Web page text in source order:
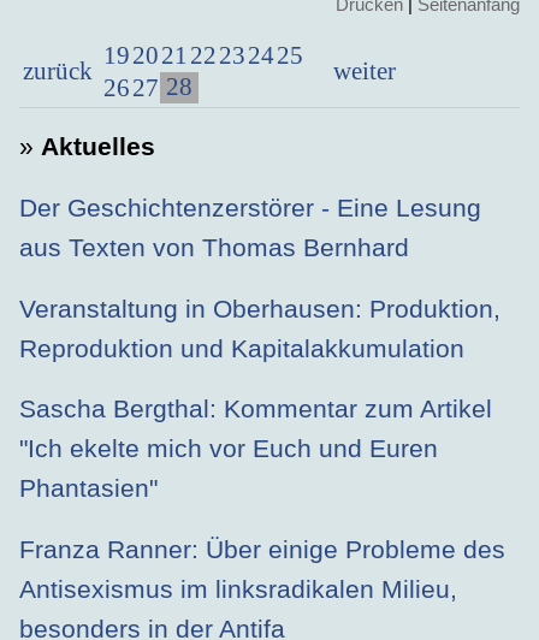
Drucken | Seitenanfang
zurück
19202122232425
2627 28
weiter
» Aktuelles
Der Geschichtenzerstörer - Eine Lesung
aus Texten von Thomas Bernhard
Veranstaltung in Oberhausen: Produktion,
Reproduktion und Kapitalakkumulation
Sascha Bergthal: Kommentar zum Artikel
"Ich ekelte mich vor Euch und Euren
Phantasien"
Franza Ranner: Über einige Probleme des
Antisexismus im linksradikalen Milieu,
besonders in der Antifa